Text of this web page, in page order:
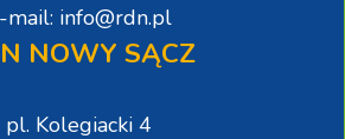
mail: info@rdn.pl
NOWY SĄCZ
pl. Kolegiacki 4